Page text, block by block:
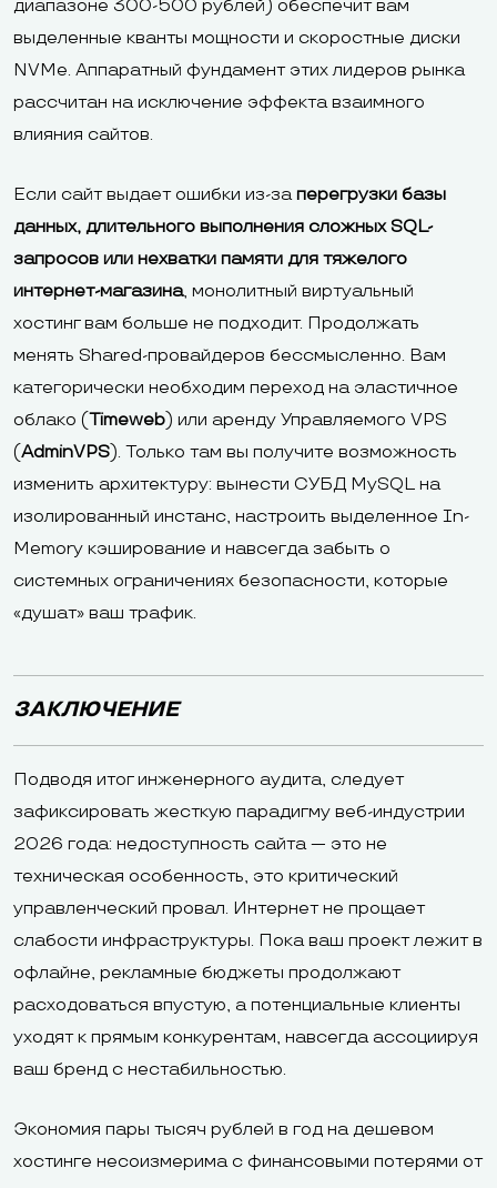
диапазоне 300-500 рублей) обеспечит вам
выделенные кванты мощности и скоростные диски
NVMe. Аппаратный фундамент этих лидеров рынка
рассчитан на исключение эффекта взаимного
влияния сайтов.
Если сайт выдает ошибки из-заперегрузки базы
данных, длительного выполнения сложных SQL-
запросов или нехватки памяти для тяжелого
интернет-магазина, монолитный виртуальный
хостинг вам больше не подходит. Продолжать
менять Shared-провайдеров бессмысленно. Вам
категорически необходим переход на эластичное
облако (Timeweb) или аренду Управляемого VPS
(AdminVPS). Только там вы получите возможность
изменить архитектуру: вынести СУБД MySQL на
изолированный инстанс, настроить выделенное In-
Memory кэширование и навсегда забыть о
системных ограничениях безопасности, которые
«душат» ваш трафик.
ЗАКЛЮЧЕНИЕ
Подводя итог инженерного аудита, следует
зафиксировать жесткую парадигму веб-индустрии
2026 года: недоступность сайта — это не
техническая особенность, это критический
управленческий провал. Интернет не прощает
слабости инфраструктуры. Пока ваш проект лежит в
офлайне, рекламные бюджеты продолжают
расходоваться впустую, а потенциальные клиенты
уходят к прямым конкурентам, навсегда ассоциируя
ваш бренд с нестабильностью.
Экономия пары тысяч рублей в год на дешевом
хостинге несоизмерима с финансовыми потерями от